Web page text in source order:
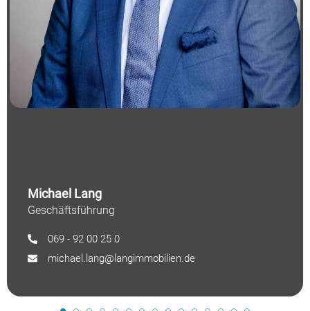
Michael Lang
Geschäftsführung
069 - 92 00 25 0
michael.lang@langimmobilien.de